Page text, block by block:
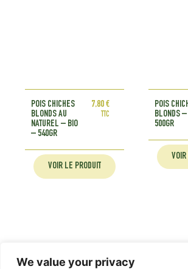
We value your privacy
POIS CHICHES
BLONDS AU
NATUREL – BIO
– 540GR
7,80€
TTC
VOIR LE PRODUIT
POIS
BLONDS
500GR
VOIR